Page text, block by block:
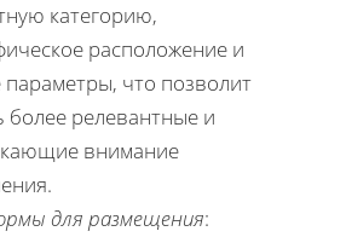
категорию,
расположение и
что позволит
более релевантные и
внимание
для размещения: